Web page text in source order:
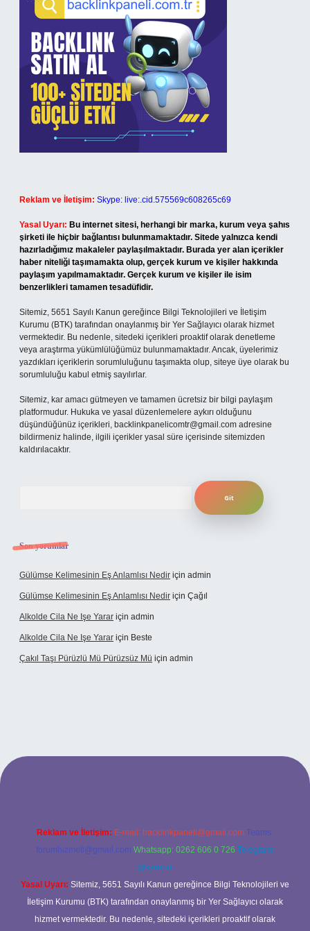
Reklam ve İletişim: Skype: live:.cid.575569c608265c69
Yasal Uyarı: Bu internet sitesi, herhangi bir marka, kurum veya şahıs
şirketi ile hiçbir bağlantısı bulunmamaktadır. Sitede yalnızca kendi
hazırladığımız makaleler paylaşılmaktadır. Burada yer alan içerikler
haber niteliği taşımamakta olup, gerçek kurum ve kişiler hakkında
paylaşım yapılmamaktadır. Gerçek kurum ve kişiler ile isim
benzerlikleri tamamen tesadüfidir.
Sitemiz, 5651 Sayılı Kanun gereğince Bilgi Teknolojileri ve İletişim
Kurumu (BTK) tarafından onaylanmış bir Yer Sağlayıcı olarak hizmet
vermektedir. Bu nedenle, sitedeki içerikleri proaktif olarak denetleme
veya araştırma yükümlülüğümüz bulunmamaktadır. Ancak, üyelerimiz
yazdıkları içeriklerin sorumluluğunu taşımakta olup, siteye üye olarak bu
sorumluluğu kabul etmiş sayılırlar.
Sitemiz, kar amacı gütmeyen ve tamamen ücretsiz bir bilgi paylaşım
platformudur. Hukuka ve yasal düzenlemelere aykırı olduğunu
düşündüğünüz içerikleri, backlinkpanelicomtr@gmail.com adresine
bildirmeniz halinde, ilgili içerikler yasal süre içerisinde sitemizden
kaldırılacaktır.
Son yorumlar
Gülümse Kelimesinin Eş Anlamlısı Nedir için admin
Gülümse Kelimesinin Eş Anlamlısı Nedir için Çağıl
Alkolde Cila Ne Işe Yarar için admin
Alkolde Cila Ne Işe Yarar için Beste
Çakıl Taşı Pürüzlü Mü Pürüzsüz Mü için admin
Reklam ve İletişim: E-mail: backlinkpaneli@gmail.com Teams:
forumhizmeti@gmail.com Whatsapp: 0262 606 0 726 Telegram:
@karabul
Yasal Uyarı: Sitemiz, 5651 Sayılı Kanun gereğince Bilgi Teknolojileri ve
İletişim Kurumu (BTK) tarafından onaylanmış bir Yer Sağlayıcı olarak
hizmet vermektedir. Bu nedenle, sitedeki içerikleri proaktif olarak